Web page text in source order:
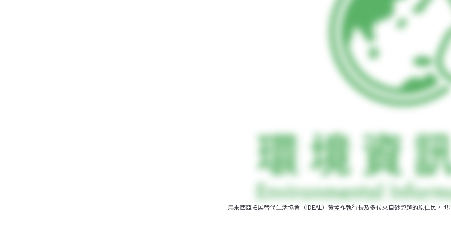
馬來西亞拓展替代生活協會（IDEAL）黃孟祚執行長及多位來自砂勞越的原住民，